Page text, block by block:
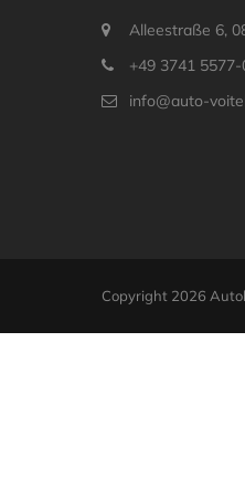
Alleestraße 6,
+49 3741 5577-
info@auto-
Copyright 2026